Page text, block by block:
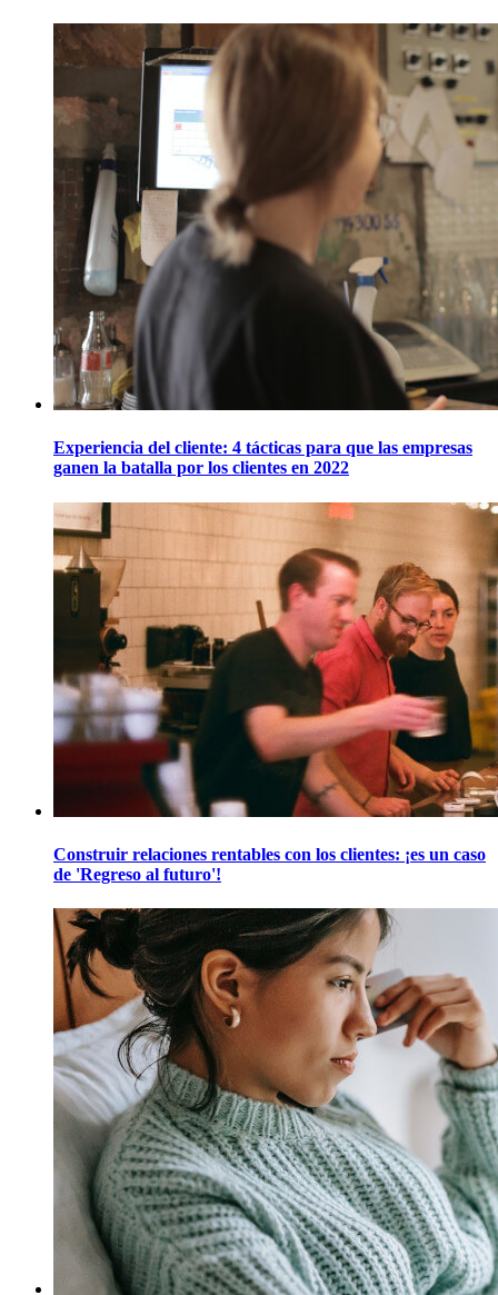
Experiencia del cliente: 4 tácticas para que las empresas
ganen la batalla por los clientes en 2022
Construir relaciones rentables con los clientes: ¡es un caso
de 'Regreso al futuro'!